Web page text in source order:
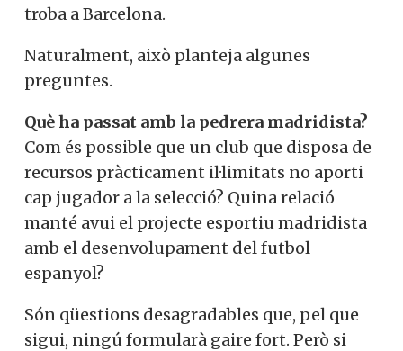
troba a Barcelona.
Naturalment, això planteja algunes
preguntes.
Què ha passat amb la pedrera madridista?
Com és possible que un club que disposa de
recursos pràcticament il·limitats no aporti
cap jugador a la selecció? Quina relació
manté avui el projecte esportiu madridista
amb el desenvolupament del futbol
espanyol?
Són qüestions desagradables que, pel que
sigui, ningú formularà gaire fort. Però si